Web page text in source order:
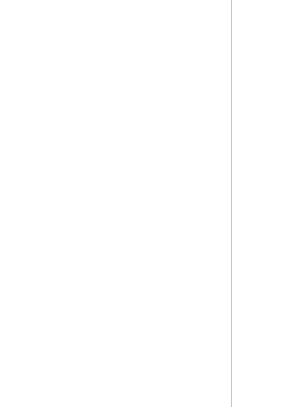
افصل بين الأهداف (الأشخاص أو الحيوانات
واجهات برمجة
واجهات برمجة تطبيقات لمعالجة اللغات الطبيعية بهدف تحديد